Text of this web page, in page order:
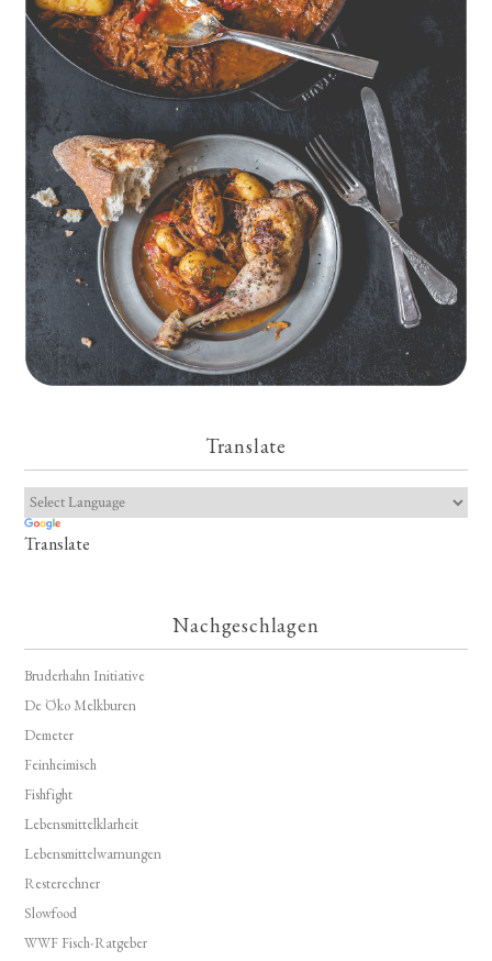
Geschmorte Hähnchenschenkel auf Paprikakraut und kleinen
Kartoffeln
Translate
Translate
Nachgeschlagen
Bruderhahn Initiative
De Öko Melkburen
Demeter
Feinheimisch
Fishfight
Lebensmittelklarheit
Lebensmittelwarnungen
Resterechner
Slowfood
WWF Fisch-Ratgeber